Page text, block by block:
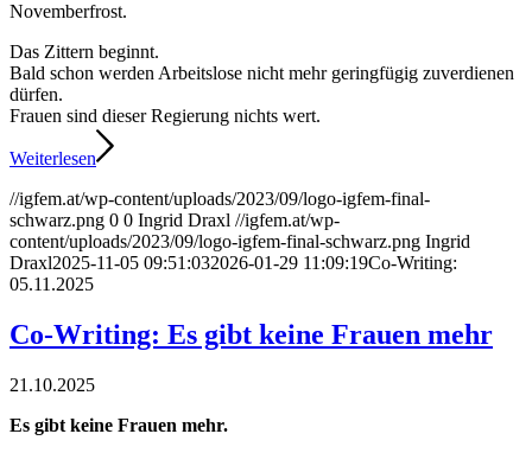
Novemberfrost.
Das Zittern beginnt.
Bald schon werden Arbeitslose nicht mehr geringfügig zuverdienen
dürfen.
Frauen sind dieser Regierung nichts wert.
Weiterlesen
//igfem.at/wp-content/uploads/2023/09/logo-igfem-final-
schwarz.png 0 0 Ingrid Draxl //igfem.at/wp-
content/uploads/2023/09/logo-igfem-final-schwarz.png Ingrid
Draxl2025-11-05 09:51:032026-01-29 11:09:19Co-Writing:
05.11.2025
Co-Writing: Es gibt keine Frauen mehr
21.10.2025
Es gibt keine Frauen mehr.